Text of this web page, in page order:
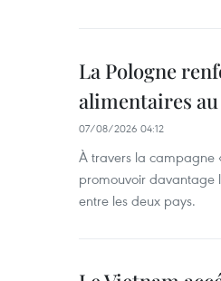
La Pologne
alimentaires
07/08/2026 04:12
À travers la campagne
promouvoir davantage
entre les deux pays.